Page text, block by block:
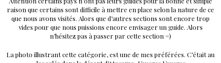
raison que certains sont difficile à mettre en place selon la nature de ce
que nous avons visités. Alors que d’autres sections sont encore trop
vides pour que nous puissions encore envisager un guide. Alors
n’hésitez pas à passer par cette section =)
La photo illustrant cette catégorie, est une de mes préférées. C’était au